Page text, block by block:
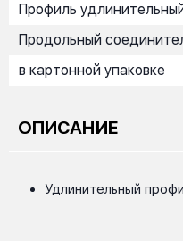
Профиль
Продольный
в картонной упаковке
ОПИСАНИЕ
Удлинительный